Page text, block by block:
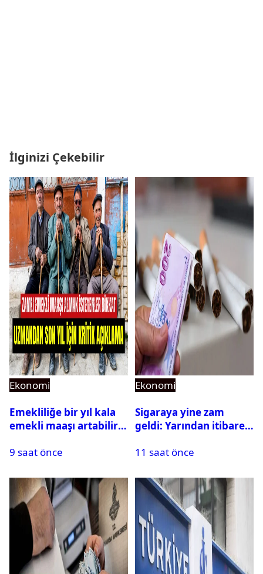
İlginizi Çekebilir
Ekonomi
Emekliliğe bir yıl kala
emekli maaşı artabilir
9 saat önce
Ekonomi
Sigaraya yine zam
geldi: Yarından itibaren
11 saat önce